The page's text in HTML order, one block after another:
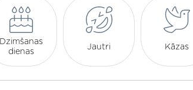
Dzimšanas
dienas
Jautri Kāzas